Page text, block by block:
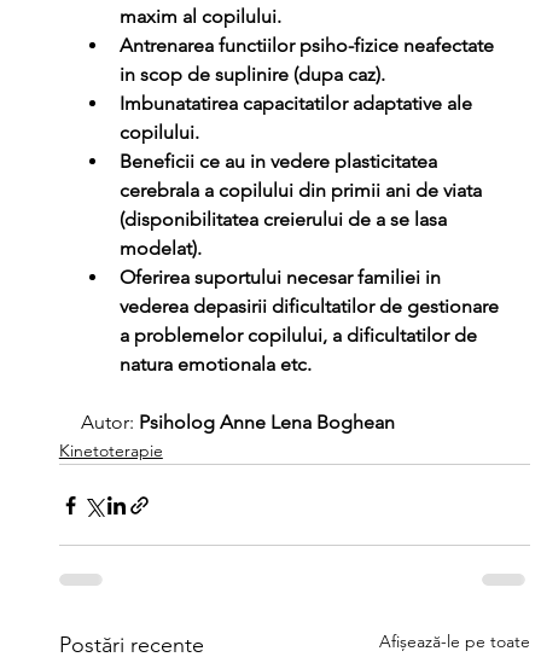
maxim al copilului.
Antrenarea functiilor psiho-fizice neafectate
in scop de suplinire (dupa caz).
Imbunatatirea capacitatilor adaptative ale
copilului.
Beneficii ce au in vedere plasticitatea
cerebrala a copilului din primii ani de viata
(disponibilitatea creierului de a se lasa
modelat).
Oferirea suportului necesar familiei in
vederea depasirii dificultatilor de gestionare
a problemelor copilului, a dificultatilor de
natura emotionala etc.
Autor: Psiholog Anne Lena Boghean
Kinetoterapie
Postări recente Afișează-le pe toate